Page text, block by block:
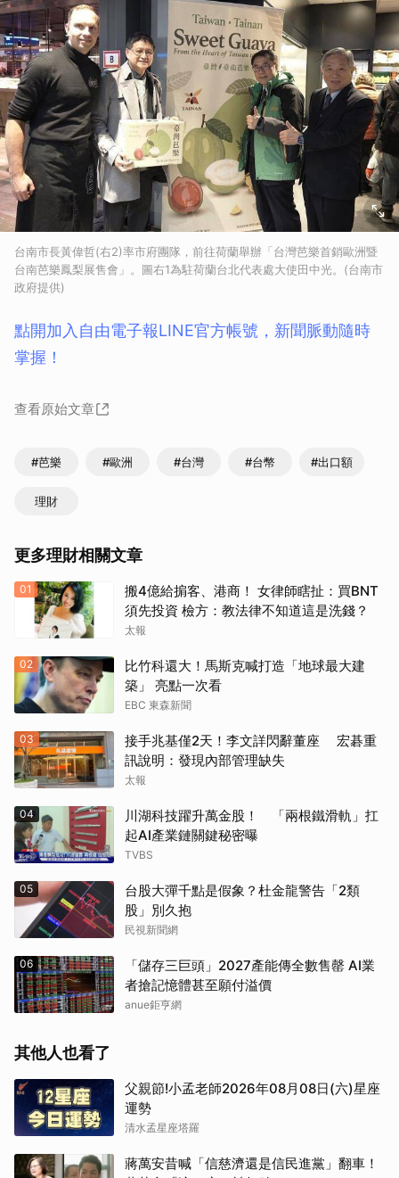
台南市長黃偉哲(右2)率市府團隊，前往荷蘭舉辦「台灣芭樂首銷歐洲暨
台南芭樂鳳梨展售會」。圖右1為駐荷蘭台北代表處大使田中光。(台南市
政府提供)
點開加入自由電子報LINE官方帳號，新聞脈動隨時
掌握！
查看原始文章
#芭樂 #歐洲 #台灣 #台幣 #出口額
理財
更多理財相關文章
01
搬4億給掮客、港商！ 女律師瞎扯：買BNT
須先投資 檢方：教法律不知道這是洗錢？
太報
02
比竹科還大！馬斯克喊打造「地球最大建
築」 亮點一次看
EBC 東森新聞
03
接手兆基僅2天！李文詳閃辭董座 宏碁重
訊說明：發現內部管理缺失
太報
04
川湖科技躍升萬金股！ 「兩根鐵滑軌」扛
起AI產業鏈關鍵秘密曝
TVBS
05
台股大彈千點是假象？杜金龍警告「2類
股」別久抱
民視新聞網
06
「儲存三巨頭」2027產能傳全數售罄 AI業
者搶記憶體甚至願付溢價
anue鉅亨網
其他人也看了
父親節!小孟老師2026年08月08日(六)星座
運勢
清水孟星座塔羅
蔣萬安昔喊「信慈濟還是信民進黨」翻車！